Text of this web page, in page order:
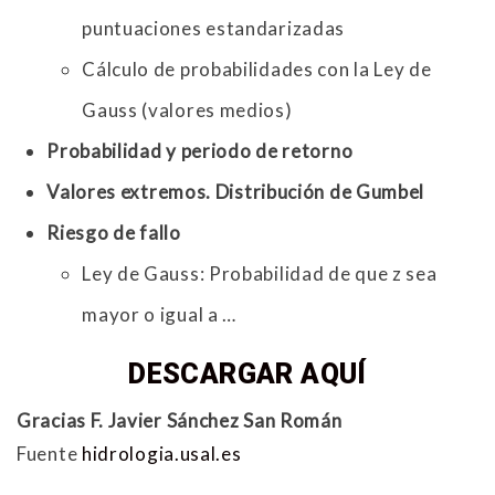
puntuaciones estandarizadas
Cálculo de probabilidades con la Ley de
Gauss (valores medios)
Probabilidad y periodo de retorno
Valores extremos. Distribución de Gumbel
Riesgo de fallo
Ley de Gauss: Probabilidad de que z sea
mayor o igual a …
DESCARGAR AQUÍ
Gracias F. Javier Sánchez San Román
Fuente hidrologia.usal.es